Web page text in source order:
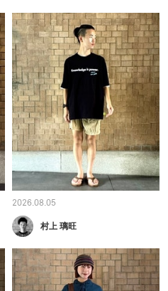
2026.08.05
村上 璃旺